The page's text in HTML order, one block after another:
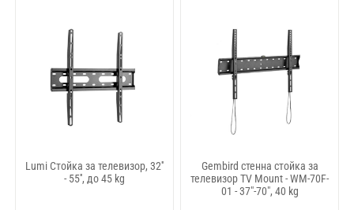
Lumi Стойка за телевизор, 32''
- 55'', до 45 kg
Gembird стенна стойка за
телевизор TV Mount - WM-70F-
01 - 37"-70", 40 kg